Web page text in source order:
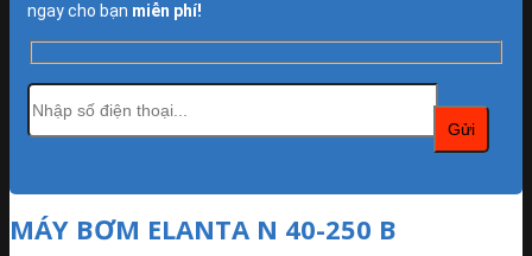
ngay cho bạn miễn phí!
MÁY BƠM ELANTA N 40-250 B